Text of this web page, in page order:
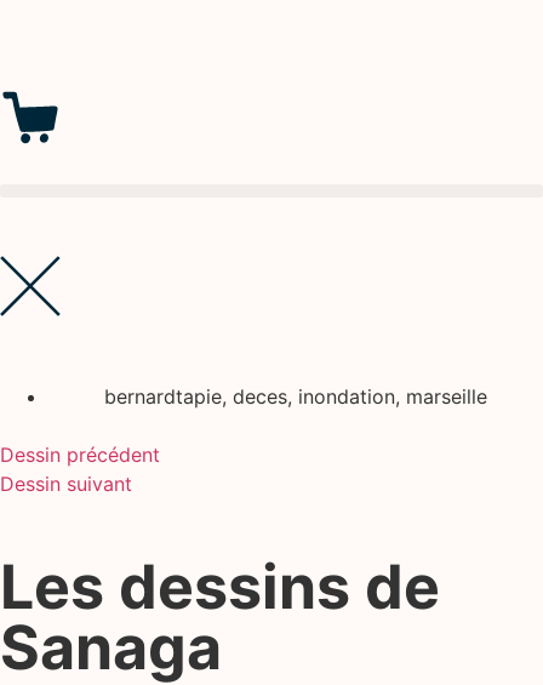
bernardtapie, deces, inondation, marseille
Dessin précédent
Dessin suivant
Les dessins de
Sanaga